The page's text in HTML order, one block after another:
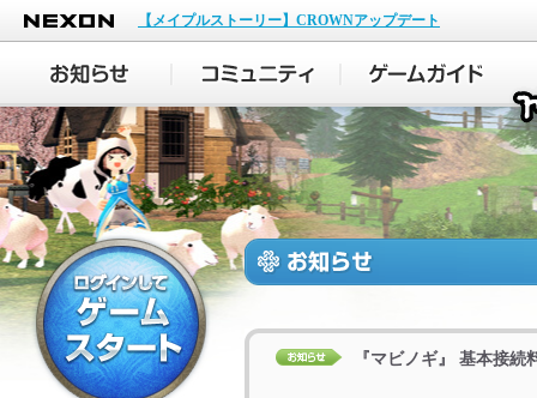
NEXON
【メイプルストーリー】CROWNアップデート
『マビノギ』 基本接